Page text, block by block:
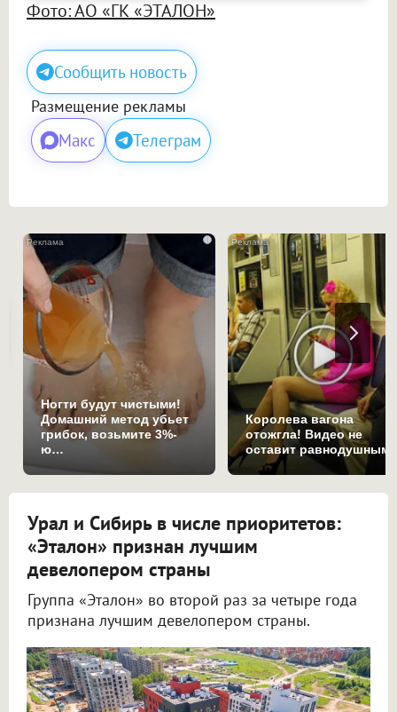
Фото: АО «ГК «ЭТАЛОН»
Сообщить новость
Размещение рекламы
Макс Телеграм
i
Ногти будут чистыми!
Домашний метод убьет
грибок, возьмите 3%-
ю…
Королева вагона
отожгла! Видео не
оставит равнодушным
Урал и Сибирь в числе приоритетов:
«Эталон» признан лучшим
девелопером страны
Группа «Эталон» во второй раз за четыре года
признана лучшим девелопером страны.